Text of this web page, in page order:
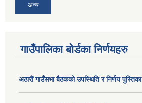
अन्य
गाउँपालिका बोर्डका निर्णयहरु
अठाराैं गाउँसभा बैठकको उपस्थिति र निर्णय पुस्तिका